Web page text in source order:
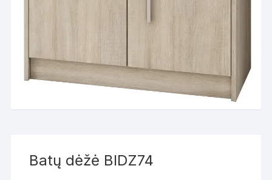
Batų dėžė BIDZ74